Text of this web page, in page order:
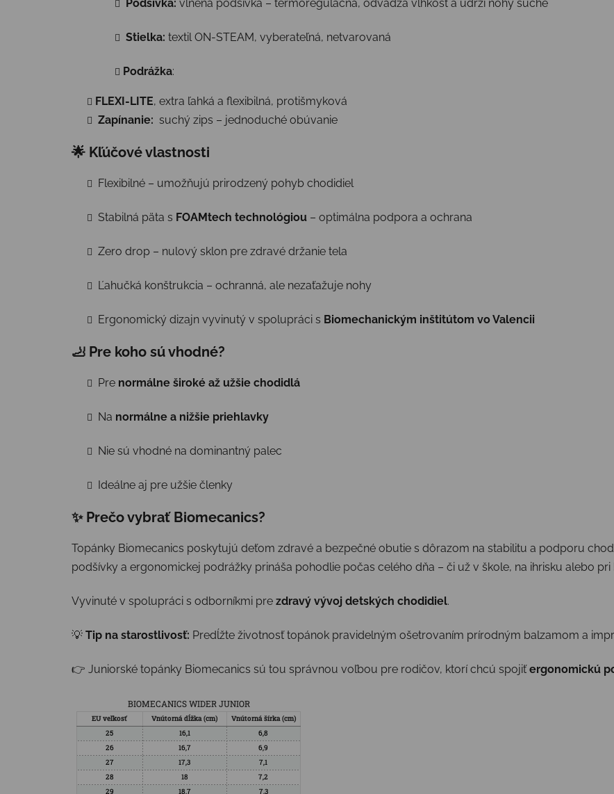
Podšívka: vlnená podšívka – termoregulačná, odvádza vlhkosť a udrží nohy suché
Stielka: textil ON-STEAM, vyberateľná, netvarovaná
Podrážka:
FLEXI-LITE, extra ľahká a flexibilná, protišmyková
Zapínanie: suchý zips – jednoduché obúvanie
🌟 Kľúčové vlastnosti
Flexibilné – umožňujú prirodzený pohyb chodidiel
Stabilná päta s FOAMtech technológiou – optimálna podpora a ochrana
Zero drop – nulový sklon pre zdravé držanie tela
Ľahučká konštrukcia – ochranná, ale nezaťažuje nohy
Ergonomický dizajn vyvinutý v spolupráci s Biomechanickým inštitútom vo Valencii
🦶 Pre koho sú vhodné?
Pre normálne široké až užšie chodidlá
Na normálne a nižšie priehlavky
Nie sú vhodné na dominantný palec
Ideálne aj pre užšie členky
✨ Prečo vybrať Biomecanics?
Topánky Biomecanics poskytujú deťom zdravé a bezpečné obutie s dôrazom na stabilitu a podporu
podšívky a ergonomickej podrážky prináša pohodlie počas celého dňa – či už v škole, na ihrisku alebo pri
Vyvinuté v spolupráci s odborníkmi pre zdravý vývoj detských chodidiel.
💡 Tip na starostlivosť: Predĺžte životnosť topánok pravidelným ošetrovaním prírodným balzamom a
👉 Juniorské topánky Biomecanics sú tou správnou voľbou pre rodičov, ktorí chcú spojiťergonomickú